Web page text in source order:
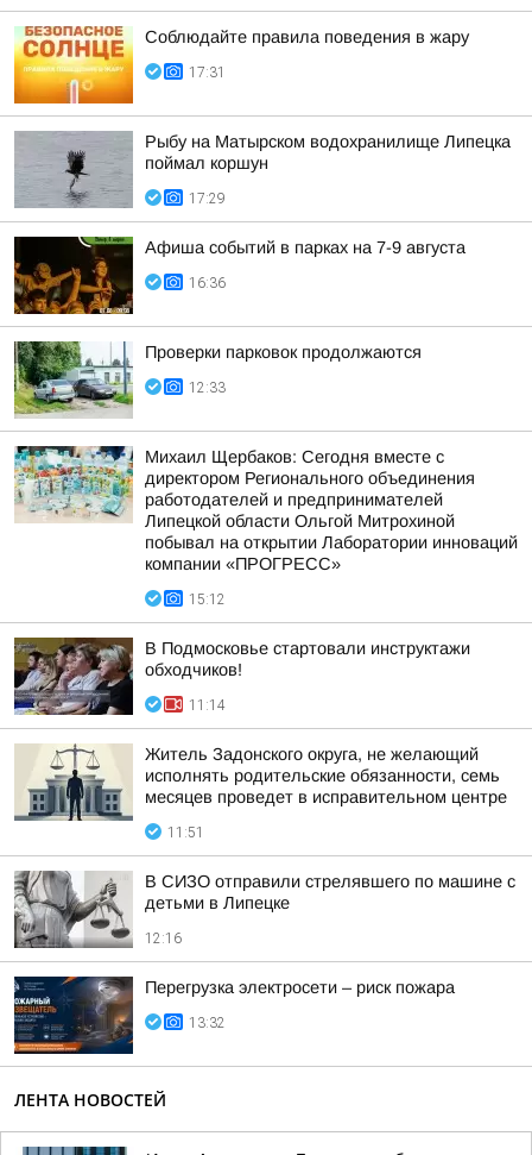
Соблюдайте правила поведения в жару
17:31
Рыбу на Матырском водохранилище Липецка
поймал коршун
17:29
Афиша событий в парках на 7-9 августа
16:36
Проверки парковок продолжаются
12:33
Михаил Щербаков: Сегодня вместе с
директором Регионального объединения
работодателей и предпринимателей
Липецкой области Ольгой Митрохиной
побывал на открытии Лаборатории инноваций
компании «ПРОГРЕСС»
15:12
В Подмосковье стартовали инструктажи
обходчиков!
11:14
Житель Задонского округа, не желающий
исполнять родительские обязанности, семь
месяцев проведет в исправительном центре
11:51
В СИЗО отправили стрелявшего по машине с
детьми в Липецке
12:16
Перегрузка электросети – риск пожара
13:32
ЛЕНТА НОВОСТЕЙ